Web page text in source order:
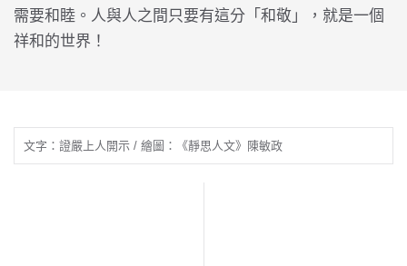
需要和睦。人與人之間只要有這分「和敬」，就是一個
祥和的世界！
文字：證嚴上人開示 / 繪圖：《靜思人文》陳敏政